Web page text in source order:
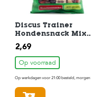
Discus Trainer
Hondensnack Mix
200gr
2,69
Op voorraad
Op werkdagen voor 21:00 besteld, morgen